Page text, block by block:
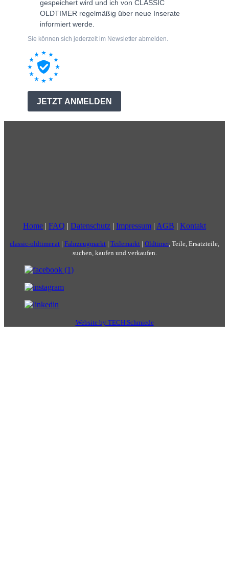
Home | FAQ | Datenschutz | Impressum | AGB | Kontakt
classic-oldtimer.at | Fahrzeugmarkt | Teilemarkt | Oldtimer, Teile, Ersatzteile,
suchen, kaufen und verkaufen.
Website by TECH Schmiede